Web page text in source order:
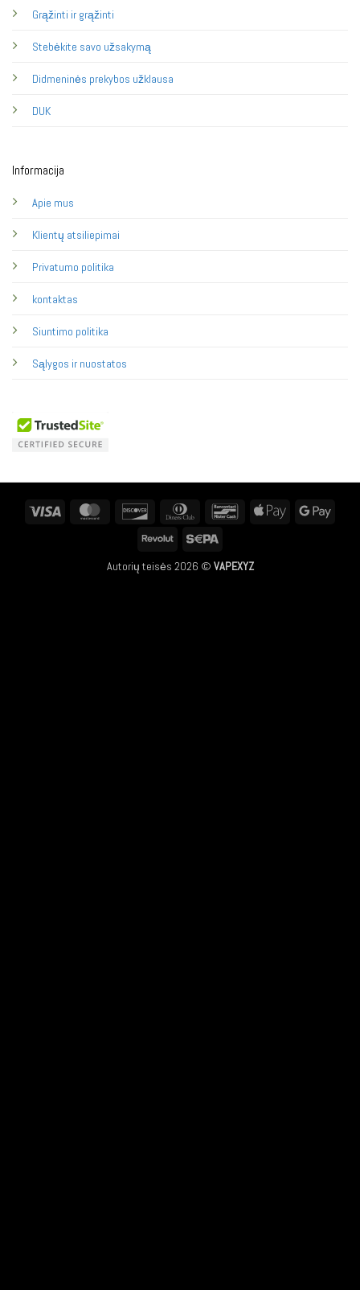
Grąžinti ir grąžinti
Stebėkite savo užsakymą
Didmeninės prekybos užklausa
DUK
Informacija
Apie mus
Klientų atsiliepimai
Privatumo politika
kontaktas
Siuntimo politika
Sąlygos ir nuostatos
MasterCard Discover
Dinners
BancontactApple
Revolut
Autorių teisės 2026 © VAPEXYZ